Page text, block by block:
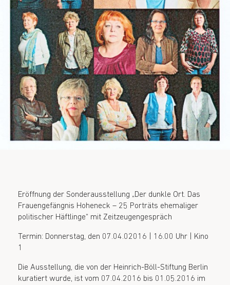
Eröffnung der Sonderausstellung „Der dunkle Ort. Das
Frauengefängnis Hoheneck – 25 Porträts ehemaliger
politischer Häftlinge“ mit Zeitzeugengespräch
Termin: Donnerstag, den 07.04.02016 | 16.00 Uhr | Kino
1
Die Ausstellung, die von der Heinrich-Böll-Stiftung Berlin
kuratiert wurde, ist vom 07.04.2016 bis 01.05.2016 im